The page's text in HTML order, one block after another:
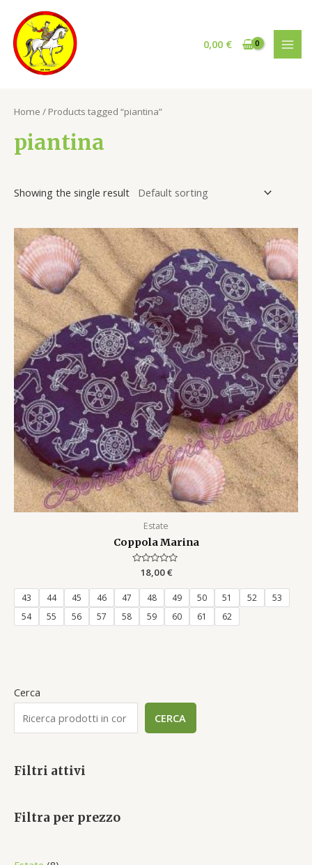
contenuto
0,00 €
Cerca
CERCA
Filtri attivi
Filtra per prezzo
Home / Products tagged “piantina”
piantina
Showing the single result
Estate
Coppola Marina
Rated
out
18,00€
43 44 45 46 47 48 49 50 51 52
53
54
55 56 57 58 59 60 61 62